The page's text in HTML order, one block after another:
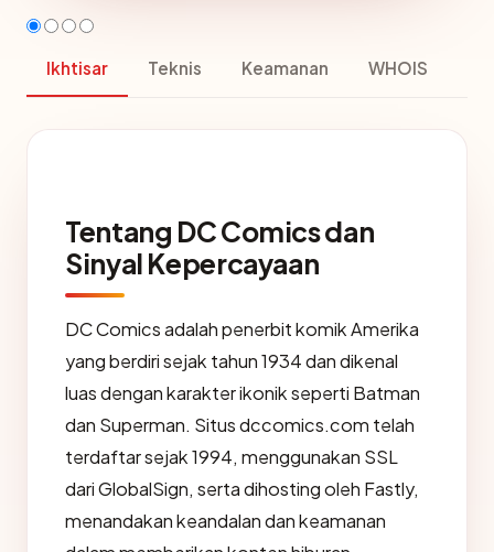
Ikhtisar Teknis Keamanan WHOIS
Tentang DC Comics dan
Sinyal Kepercayaan
DC Comics adalah penerbit komik Amerika
yang berdiri sejak tahun 1934 dan dikenal
luas dengan karakter ikonik seperti Batman
dan Superman. Situs dccomics.com telah
terdaftar sejak 1994, menggunakan SSL
dari GlobalSign, serta dihosting oleh Fastly,
menandakan keandalan dan keamanan